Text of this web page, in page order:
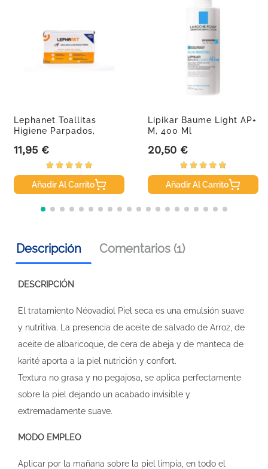
Lephanet Toallitas
Higiene Parpados,
Precio
11,95 €
Añadir Al Carrito
Lipikar Baume Light AP+
M, 400 Ml
Precio
20,50 €
Añadir Al Carrito
Descripción Comentarios (1)
DESCRIPCIÓN
El tratamiento Néovadiol Piel seca es una emulsión suave
y nutritiva. La presencia de aceite de salvado de Arroz, de
aceite de albaricoque, de cera de abeja y de manteca de
karité aporta a la piel nutrición y confort.
Textura no grasa y no pegajosa, se aplica perfectamente
sobre la piel dejando un acabado invisible y
extremadamente suave.
MODO EMPLEO
Aplicar por la mañana sobre la piel limpia, en todo el